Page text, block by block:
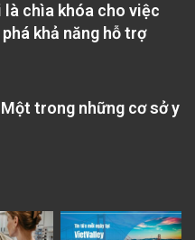
Quảng Châu, tức là
chuỗi cung ứng
tăng trưởng kinh tế
nhiên, tuyến đường
Zachary Abuza ở
gia Hoa Kỳ. Ông
là chìa khóa cho việc
khả năng hỗ trợ
trong những cơ sở y